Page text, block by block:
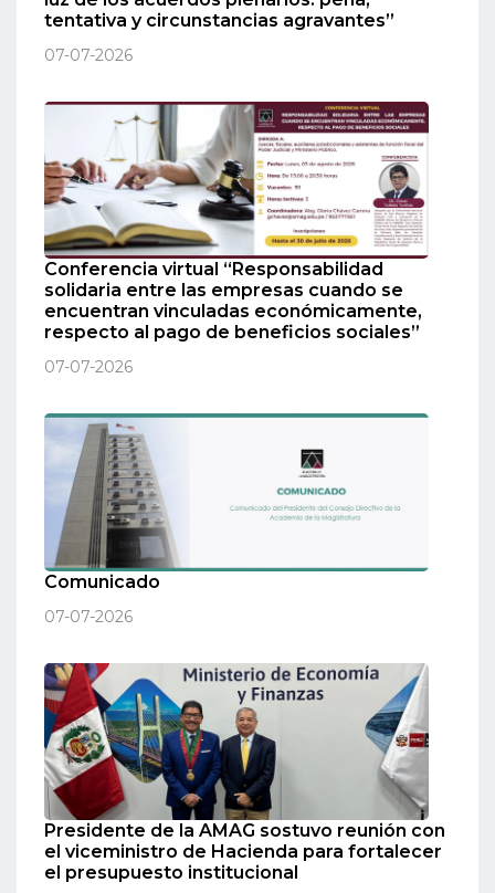
tentativa y circunstancias agravantes”
07-07-2026
Conferencia virtual “Responsabilidad
solidaria entre las empresas cuando se
encuentran vinculadas económicamente,
respecto al pago de beneficios sociales”
07-07-2026
Comunicado
07-07-2026
Presidente de la AMAG sostuvo reunión con
el viceministro de Hacienda para fortalecer
el presupuesto institucional